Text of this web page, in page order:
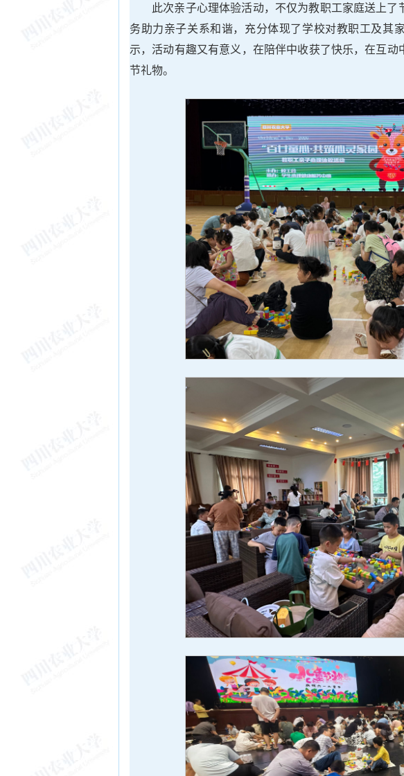
此次亲子心理体验活动，不仅为教职工家庭送上
务助力亲子关系和谐，充分体现了学校对教职工及其
示，活动有趣又有意义，在陪伴中收获了快乐，在互
节礼物。